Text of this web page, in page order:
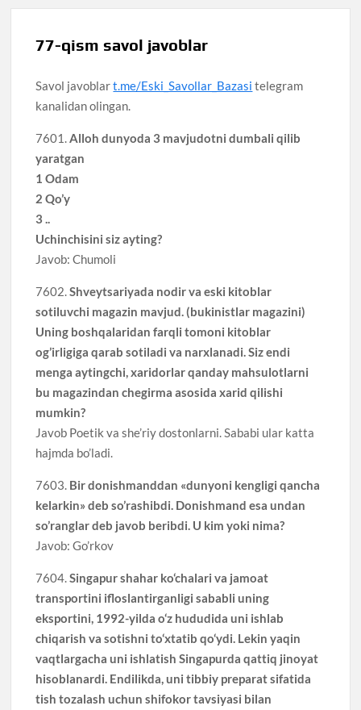
77-qism savol javoblar
Savol javoblart.me/Eski_Savollar_Bazasi telegram
kanalidan olingan.
7601. Alloh dunyoda 3 mavjudotni dumbali qilib
yaratgan
1 Odam
2 Qo’y
3 ..
Uchinchisini siz ayting?
Javob: Chumoli
7602.Shveytsariyada nodir va eski kitoblar
sotiluvchi magazin mavjud. (bukinistlar magazini)
Uning boshqalaridan farqli tomoni kitoblar
og’irligiga qarab sotiladi va narxlanadi. Siz endi
menga aytingchi, xaridorlar qanday mahsulotlarni
bu magazindan chegirma asosida xarid qilishi
mumkin?
Javob Poetik va she’riy dostonlarni. Sababi ular katta
hajmda bo’ladi.
7603. Bir donishmanddan «dunyoni kengligi qancha
kelarkin» deb so’rashibdi. Donishmand esa undan
so’ranglar deb javob beribdi. U kim yoki nima?
Javob: Go’rkov
7604.Singapur shahar ko‘chalari va jamoat
transportini ifloslantirganligi sababli uning
eksportini, 1992-yilda o‘z hududida uni ishlab
chiqarish va sotishni to‘xtatib qo‘ydi. Lekin yaqin
vaqtlargacha uni ishlatish Singapurda qattiq jinoyat
hisoblanardi. Endilikda, uni tibbiy preparat sifatida
tish tozalash uchun shifokor tavsiyasi bilan